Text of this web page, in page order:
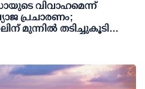
വിവാഹമെന്ന്
പ്രചാരണം;
തടിച്ചുകൂടി